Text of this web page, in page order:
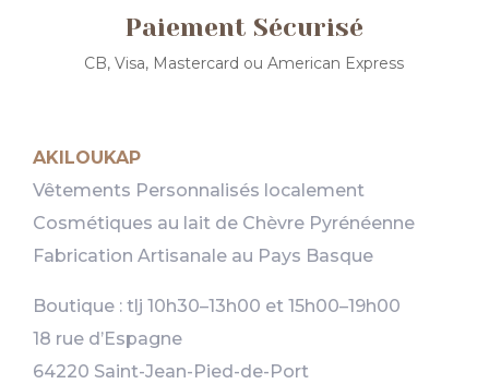
Paiement Sécurisé
CB, Visa, Mastercard ou American Express
AKILOUKAP
Vêtements Personnalisés localement
Cosmétiques au lait de Chèvre Pyrénéenne
Fabrication Artisanale au Pays Basque
Boutique : tlj 10h30–13h00 et 15h00–19h00
18 rue d’Espagne
64220 Saint-Jean-Pied-de-Port